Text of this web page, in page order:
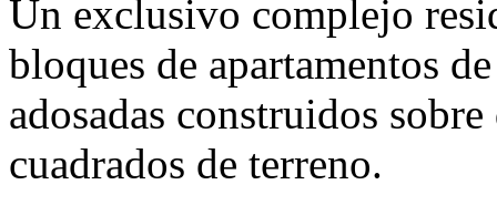
Un exclusivo complejo
bloques de apartamentos
adosadas construidos
cuadrados de terreno.